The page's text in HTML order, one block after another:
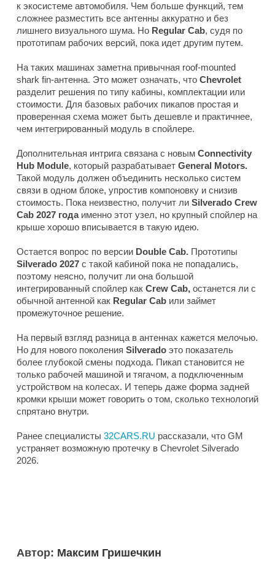
к экосистеме автомобиля. Чем больше функций, тем
сложнее разместить все антенны аккуратно и без
лишнего визуального шума. Но Regular Cab, судя по
прототипам рабочих версий, пока идет другим путем.
На таких машинах заметна привычная roof-mounted
shark fin-антенна. Это может означать, что Chevrolet
разделит решения по типу кабины, комплектации или
стоимости. Для базовых рабочих пикапов простая и
проверенная схема может быть дешевле и практичнее,
чем интегрированный модуль в спойлере.
Дополнительная интрига связана с новым Connectivity
Hub Module, который разрабатывает General Motors.
Такой модуль должен объединить несколько систем
связи в одном блоке, упростив компоновку и снизив
стоимость. Пока неизвестно, получит ли Silverado Crew
Cab 2027 годаименно этот узел, но крупный спойлер на
крыше хорошо вписывается в такую идею.
Остается вопрос по версии Double Cab. Прототипы
Silverado 2027 с такой кабиной пока не попадались,
поэтому неясно, получит ли она большой
интегрированный спойлер как Crew Cab, останется ли с
обычной антенной как Regular Cab или займет
промежуточное решение.
На первый взгляд разница в антеннах кажется мелочью.
Но для нового поколения Silverado это показатель
более глубокой смены подхода. Пикап становится не
только рабочей машиной и тягачом, а подключенным
устройством на колесах. И теперь даже форма задней
кромки крыши может говорить о том, сколько технологий
спрятано внутри.
Ранее специалисты 32CARS.RU рассказали, что GM
устраняет возможную протечку в Chevrolet Silverado
2026.
Автор: Максим Гришечкин